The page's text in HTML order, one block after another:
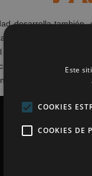
desarrolla también
Hemos visto en
con protestas en
contribuye a
Este
COOKIES
COOKIES DE